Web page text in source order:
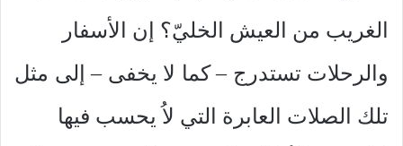
الغريب من العيش الخليّ؟ إن الأسفار
والرحلات تستدرج – كما لا يخفى – إلى مثل
تلك الصلات العابرة التي لاُ يحسب فيها